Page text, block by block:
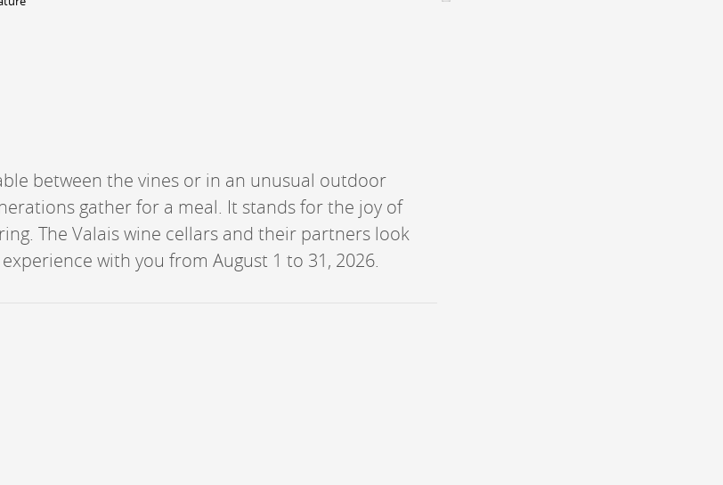
Histoire et légendes
Mayens et alpages
Hébergement
Accès
Annoncer une nouvelle société
Lire et/ou s'inscrire à la newsletter
Figurer sur notre newsletter
Boîtes à idées
between the vines or in an unusual outdoor
gather for a meal. It stands for the joy of
The Valais wine cellars and their partners look
with you from August 1 to 31, 2026.